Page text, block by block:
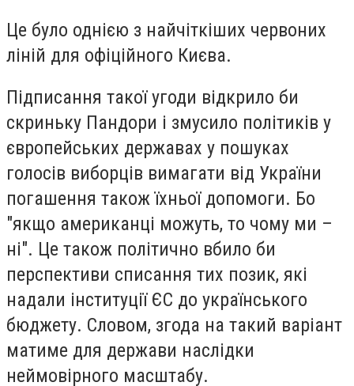
Це було однією з найчіткіших червоних
ліній для офіційного Києва.
Підписання такої угоди відкрило би
скриньку Пандори і змусило політиків у
європейських державах у пошуках
голосів виборців вимагати від України
погашення також їхньої допомоги. Бо
"якщо американці можуть, то чому ми –
ні". Це також політично вбило би
перспективи списання тих позик, які
надали інституції ЄС до українського
бюджету. Словом, згода на такий варіант
матиме для держави наслідки
неймовірного масштабу.